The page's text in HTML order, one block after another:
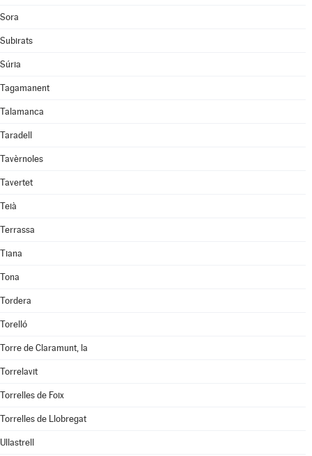
Sora
Subirats
Súria
Tagamanent
Talamanca
Taradell
Tavèrnoles
Tavertet
Teià
Terrassa
Tiana
Tona
Tordera
Torelló
Torre de Claramunt, la
Torrelavit
Torrelles de Foix
Torrelles de Llobregat
Ullastrell